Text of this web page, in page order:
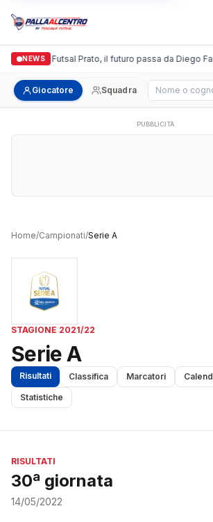
NEWS
Italgronda Futsal Prato, il futuro passa da Diego
Giocatore Squadra Cerca
PUBBLICITÀ
Home/Campionati/Serie A
STAGIONE 2021/22
Serie A
Risultati Classifica Marcatori
Statistiche
RISULTATI
30ª giornata
14/05/2022